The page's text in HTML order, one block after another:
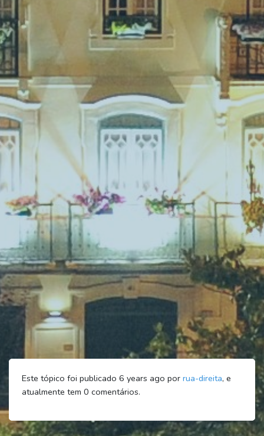
Este tópico foi publicado 6 years ago por rua-direita, e
atualmente tem 0 comentários.